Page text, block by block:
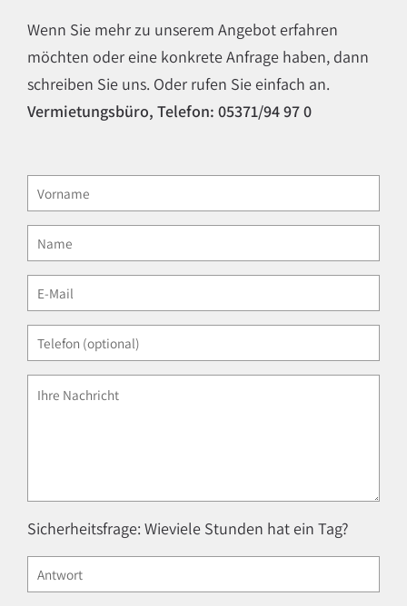
Wenn Sie mehr zu unserem Angebot erfahren
möchten oder eine konkrete Anfrage haben, dann
schreiben Sie uns. Oder rufen Sie einfach an.
Vermietungsbüro, Telefon: 05371/94 97 0
Sicherheitsfrage: Wieviele Stunden hat ein Tag?